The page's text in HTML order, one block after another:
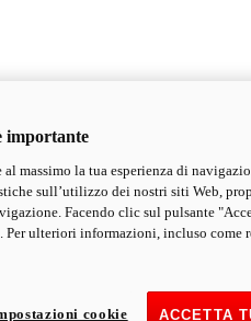
importante
massimo la tua esperienza di
sull’utilizzo dei nostri siti Web,
Facendo clic sul pulsante
ulteriori informazioni, incluso come
ACCETTA
cookie